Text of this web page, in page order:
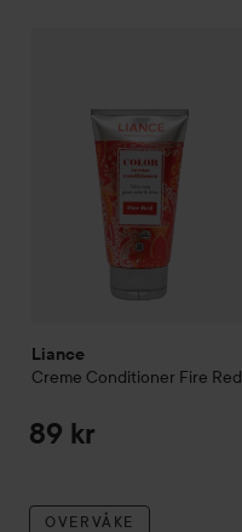
Liance
Creme Conditioner Fire Red
89 kr
OVERVÅKE